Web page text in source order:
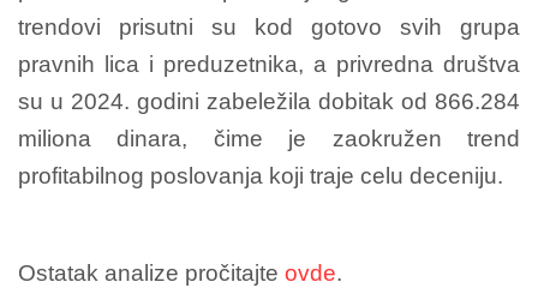
trendovi prisutni su kod gotovo svih grupa
pravnih lica i preduzetnika, a privredna društva
su u 2024. godini zabeležila dobitak od 866.284
miliona dinara, čime je zaokružen trend
profitabilnog poslovanja koji traje celu deceniju.
Ostatak analize pročitajte ovde.